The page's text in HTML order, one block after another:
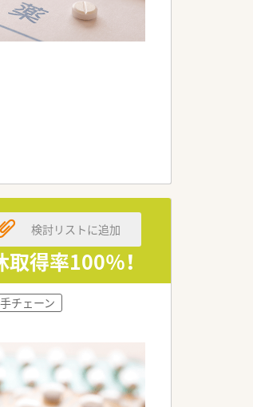
得率100％！
検討リストに追加
チェーン